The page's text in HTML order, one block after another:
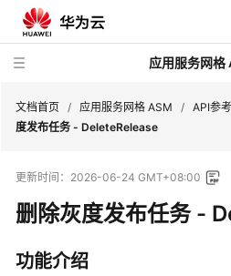
应用服务网格
新
动
态
服
文档首页 / 应用服务网格 ASM / API参考
度发布任务 - DeleteRelease
更新时间： 2026-06-24 GMT+08:00
删除灰度发布任务 -
功能介绍